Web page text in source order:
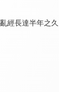
經長達半年之